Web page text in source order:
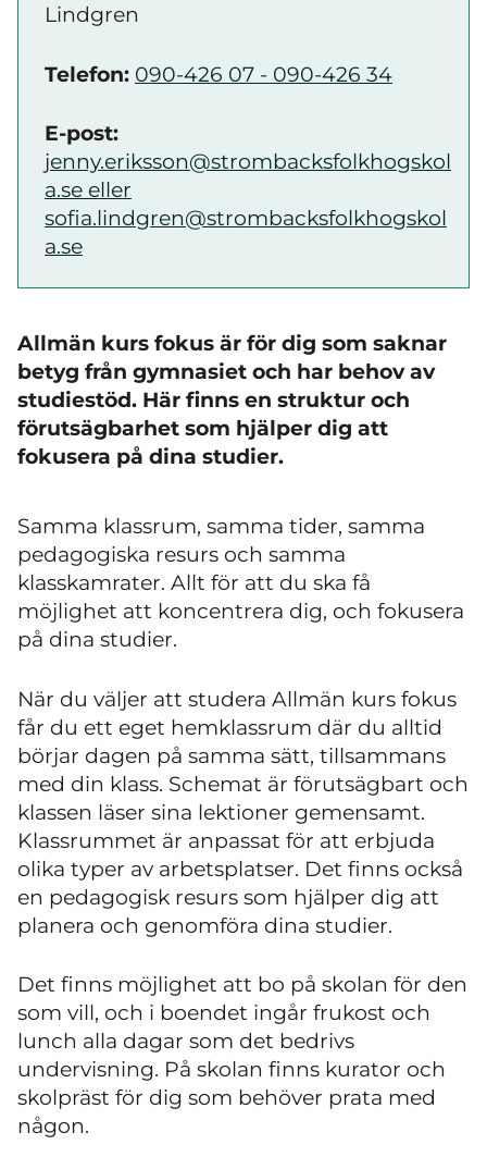
Lindgren
Telefon: 090-426 07 - 090-426 34
E-post:
jenny.eriksson@strombacksfolkhogskol
a.se eller
sofia.lindgren@strombacksfolkhogskol
a.se
Allmän kurs fokus är för dig som saknar
betyg från gymnasiet och har behov av
studiestöd. Här finns en struktur och
förutsägbarhet som hjälper dig att
fokusera på dina studier.
Samma klassrum, samma tider, samma
pedagogiska resurs och samma
klasskamrater. Allt för att du ska få
möjlighet att koncentrera dig, och fokusera
på dina studier.
När du väljer att studera Allmän kurs fokus
får du ett eget hemklassrum där du alltid
börjar dagen på samma sätt, tillsammans
med din klass. Schemat är förutsägbart och
klassen läser sina lektioner gemensamt.
Klassrummet är anpassat för att erbjuda
olika typer av arbetsplatser. Det finns också
en pedagogisk resurs som hjälper dig att
planera och genomföra dina studier.
Det finns möjlighet att bo på skolan för den
som vill, och i boendet ingår frukost och
lunch alla dagar som det bedrivs
undervisning. På skolan finns kurator och
skolpräst för dig som behöver prata med
någon.